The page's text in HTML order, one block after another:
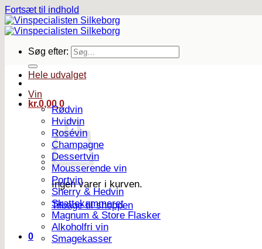
Fortsæt til indhold
Søg efter:
kr.0,00 0
Ingen varer i kurven.
Tilbage til shoppen
0
Hele udvalget
Vin
Rødvin
Hvidvin
Rosévin
Champagne
Dessertvin
Mousserende vin
Portvin
Sherry & Hedvin
Skattekammeret
Magnum & Store Flasker
Alkoholfri vin
Smagekasser